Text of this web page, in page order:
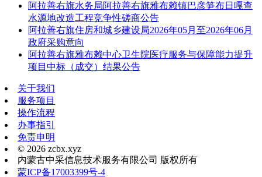
阿拉善右旗水务局阿拉善右旗雅布赖镇巴彦笋布日嘎查
水源地改造工程竞争性磋商公告
阿拉善右旗住房和城乡建设局2026年05月至2026年06月
政府采购意向
阿拉善右旗雅布赖中心卫生院医疗服务与保障能力提升
项目中标（成交）结果公告
关于我们
服务项目
操作流程
办事指引
免责申明
© 2026 zcbx.xyz
内蒙古中采信息技术服务有限公司 版权所有
蒙ICP备17003399号-4